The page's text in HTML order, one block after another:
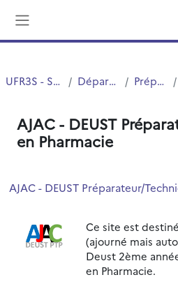
UFR3S - Sciences de Santé et du Sport Département UFR3S - Pharmacie Préparateurs en Pharmacie
AJAC - DEUST
en Pharmacie
AJAC - DEUST Préparateur/
Ce site est
(ajourné mais
Deust 2ème
en Pharmacie.